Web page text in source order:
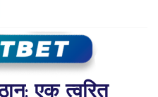
एक त्वरित